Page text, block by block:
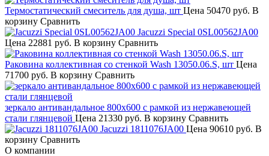
Термостатический смеситель для душа, шт Цена 50470 руб. В
корзину Сравнить
Jacuzzi Special 0SL00562JA00
Цена 22881 руб. В корзину Сравнить
Раковина коллективная со стенкой Wash 13050.06.S, шт Цена
71700 руб. В корзину Сравнить
зеркало антивандальное 800х600 с рамкой из нержавеющей
стали глянцевой Цена 21330 руб. В корзину Сравнить
Jacuzzi 1811076JA00 Цена 90610 руб. В
корзину Сравнить
О компании